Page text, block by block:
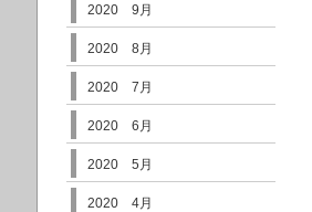
2020 9月
2020 8月
2020 7月
2020 6月
2020 5月
2020 4月